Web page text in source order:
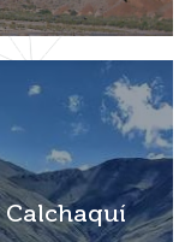
Calchaquí